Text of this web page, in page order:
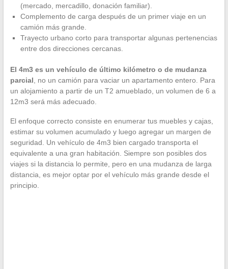
(mercado, mercadillo, donación familiar).
Complemento de carga después de un primer viaje en un
camión más grande.
Trayecto urbano corto para transportar algunas pertenencias
entre dos direcciones cercanas.
El 4m3 es un vehículo de último kilómetro o de mudanza
parcial, no un camión para vaciar un apartamento entero. Para
un alojamiento a partir de un T2 amueblado, un volumen de 6 a
12m3 será más adecuado.
El enfoque correcto consiste en enumerar tus muebles y cajas,
estimar su volumen acumulado y luego agregar un margen de
seguridad. Un vehículo de 4m3 bien cargado transporta el
equivalente a una gran habitación. Siempre son posibles dos
viajes si la distancia lo permite, pero en una mudanza de larga
distancia, es mejor optar por el vehículo más grande desde el
principio.